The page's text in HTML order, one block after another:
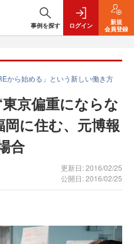
事例を探す ログイン
新規
会員登録
から始める」という新しい働き方
東京偏重にならな
に住む、元博報
合
更新日: 2016/02/25
公開日: 2016/02/25